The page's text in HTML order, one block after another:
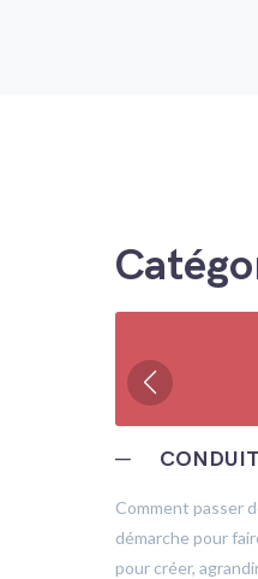
─
Comment passer
démarche pour
pour créer,